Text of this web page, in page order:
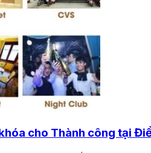
cho Thành công tại